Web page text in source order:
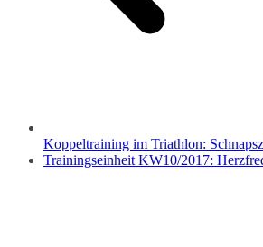
Koppeltraining im Triathlon:
Trainingseinheit KW10/2017: